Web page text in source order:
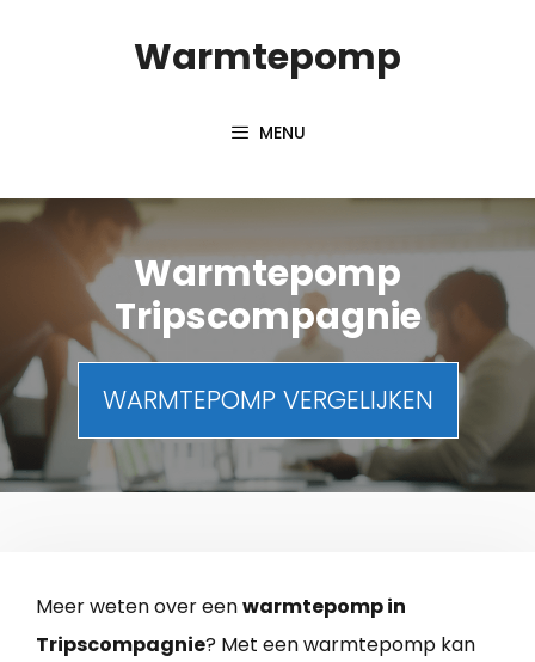
Warmtepomp
MENU
Warmtepomp
Tripscompagnie
WARMTEPOMP VERGELIJKEN
Meer weten over eenwarmtepomp in
Tripscompagnie? Met een warmtepomp kan